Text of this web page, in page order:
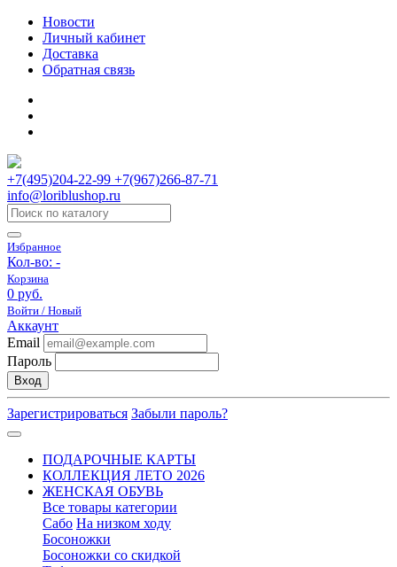
Новости
Личный кабинет
Доставка
Обратная связь
+7(495)204-22-99 +7(967)266-87-71
info@loriblushop.ru
Избранное
Кол-во: -
Корзина
0 руб.
Войти / Новый
Аккаунт
Email
Пароль
Вход
Зарегистрироваться Забыли пароль?
ПОДАРОЧНЫЕ КАРТЫ
КОЛЛЕКЦИЯ ЛЕТО 2026
ЖЕНСКАЯ ОБУВЬ
Все товары категории
Сабо На низком ходу
Босоножки
Босоножки со скидкой